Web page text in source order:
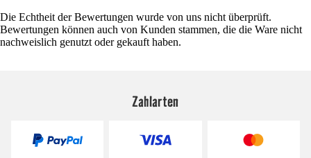
Die Echtheit der Bewertungen wurde von uns nicht überprüft.
Bewertungen können auch von Kunden stammen, die die Ware nicht
nachweislich genutzt oder gekauft haben.
Zahlarten